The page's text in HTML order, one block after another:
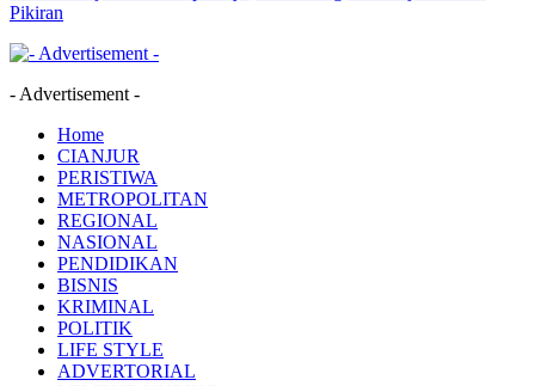
Pikiran
- Advertisement -
Home
CIANJUR
PERISTIWA
METROPOLITAN
REGIONAL
NASIONAL
PENDIDIKAN
BISNIS
KRIMINAL
POLITIK
LIFE STYLE
ADVERTORIAL